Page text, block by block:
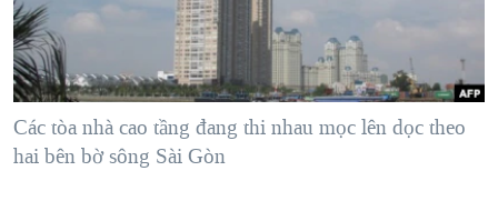
"Tìm"NGƯỜI VIỆT HẢI NGOẠI
ĐỜI SỐNG
KINH TẾ
TẠI
HÀNH TRÌNH BẦU CỬ 2024
MỘT NĂM CHIẾN TRANH TẠI DẢI GAZA
GIẢI MÃ VÀNH ĐAI & CON ĐƯỜNG
NGÀY TỊ NẠN THẾ GIỚI
VIDEO
NGHE
MẠNG XÃ HỘI
Các tòa nhà cao tầng đang thi nhau mọc lên dọc theo
hai bên bờ sông Sài Gòn